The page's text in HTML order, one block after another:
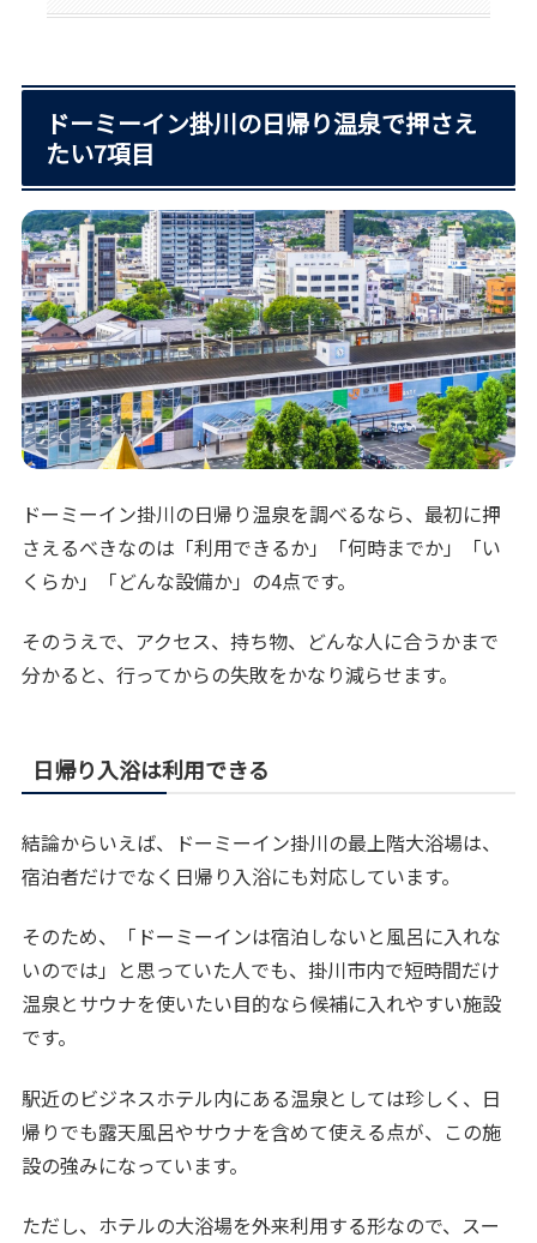
ドーミーイン掛川の日帰り温泉で押さえ
たい7項目
ドーミーイン掛川の日帰り温泉を調べるなら、最初に押
さえるべきなのは「利用できるか」「何時までか」「い
くらか」「どんな設備か」の4点です。
そのうえで、アクセス、持ち物、どんな人に合うかまで
分かると、行ってからの失敗をかなり減らせます。
日帰り入浴は利用できる
結論からいえば、ドーミーイン掛川の最上階大浴場は、
宿泊者だけでなく日帰り入浴にも対応しています。
そのため、「ドーミーインは宿泊しないと風呂に入れな
いのでは」と思っていた人でも、掛川市内で短時間だけ
温泉とサウナを使いたい目的なら候補に入れやすい施設
です。
駅近のビジネスホテル内にある温泉としては珍しく、日
帰りでも露天風呂やサウナを含めて使える点が、この施
設の強みになっています。
ただし、ホテルの大浴場を外来利用する形なので、スー